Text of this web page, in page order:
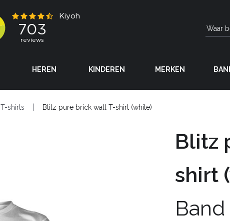
HEREN KINDEREN MERKEN
T-shirts Blitz pure brick wall T-shirt (white)
Blitz
shirt